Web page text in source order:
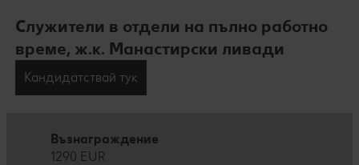
Служители в отдели на пълно работно
време, ж.к. Манастирски ливади
Кандидатствай тук
Възнаграждение
1290 EUR